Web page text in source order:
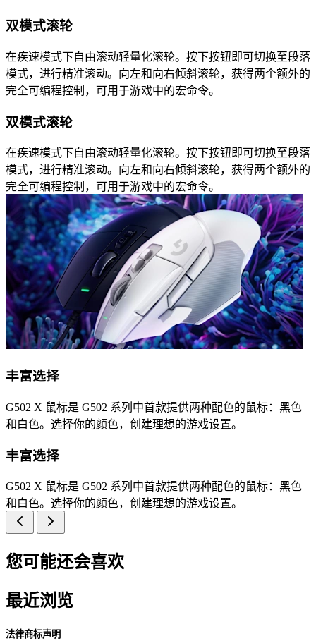
双模式滚轮
在疾速模式下自由滚动轻量化滚轮。按下按钮即可切换至段落
模式，进行精准滚动。向左和向右倾斜滚轮，获得两个额外的
完全可编程控制，可用于游戏中的宏命令。
双模式滚轮
在疾速模式下自由滚动轻量化滚轮。按下按钮即可切换至段落
模式，进行精准滚动。向左和向右倾斜滚轮，获得两个额外的
完全可编程控制，可用于游戏中的宏命令。
丰富选择
G502 X 鼠标是 G502 系列中首款提供两种配色的鼠标：黑色
和白色。选择你的颜色，创建理想的游戏设置。
丰富选择
G502 X 鼠标是 G502 系列中首款提供两种配色的鼠标：黑色
和白色。选择你的颜色，创建理想的游戏设置。
您可能还会喜欢
最近浏览
法律商标声明